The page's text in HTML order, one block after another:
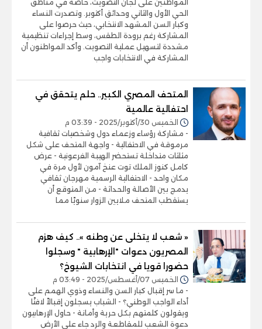
المواطنين على لجان التصويت، خاصة في مناطق
الحي الأول والثاني وحدائق أكتوبر. وتصدرت النساء
وكبار السن المشهد الانتخابي، حيث حرصوا على
المشاركة رغم برودة الطقس، وسط إجراءات تنظيمية
مشددة لتسهيل عملية التصويت. وأكد المواطنون أن
المشاركة في الانتخابات واجب
المتحف المصري الكبير.. حلم يتحقق في
احتفالية عالمية
الخميس 30/أكتوبر/2025 - 03:39 م
- مشاركة رؤساء وزعماء دول وشخصيات ثقافية
مرموقة في الاحتفالية - واجهة المتحف على شكل
مثلثات متداخلة تستحضر الهيبة الفرعونية - عرض
كامل كنوز الملك توت عنخ آمون لأول مرة في
مكان واحد - الاحتفالية الرسمية مهرجان ثقافي
يدمج بين الأصالة والحداثة - من المتوقع أن
يستقطب المتحف ملايين الزوار سنويًا مما
« شعب لا يتخلى عن وطنه ».. كيف هزم
المصريون دعوات "الإرهابية " وسجلوا
حضورا قويا في انتخابات الشيوخ؟
الخميس 07/أغسطس/2025 - 03:49 م
- ما سر إقبال كبار السن والنساء وذوي الهمم على
أداء الواجب الوطني؟ - الشباب يسجلون إقبالاً لافتًا
ويقولون كلمتهم بكل حرية وأمانة - حاول الإرهابيون
دعوة الشعب للمقاطعة والرد جاء على الأرض